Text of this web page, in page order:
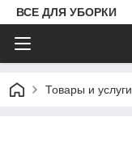
ВСЕ ДЛЯ УБОРКИ
Товары и услуги